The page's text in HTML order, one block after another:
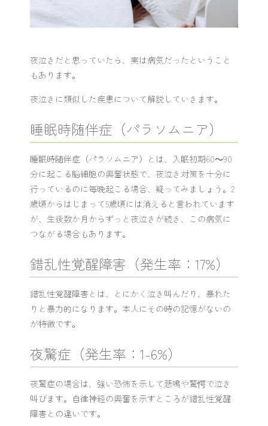
夜泣きだと思っていたら、実は病気だったということ
もあります。
夜泣きに類似した疾患について解説していきます。
睡眠時随伴症（パラソムニア）
睡眠時随伴症（パラソムニア）とは、入眠初期60～90
分に起こる脳細胞の興奮状態で、夜泣き対策を十分に
行っているのに毎晩起こる場合、疑ってみましょう。2
歳頃からはじまって5歳頃には消えると言われています
が、生後数か月からずっと夜泣きが続き、この病気に
つながる場合もあります。
錯乱性覚醒障害（発生率：17%）
錯乱性覚醒障害とは、とにかく泣き叫んだり、暴れた
りと暴力的になります。本人にその時の記憶がないの
が特徴です。
夜驚症（発生率：1-6%）
夜驚症の場合は、強い恐怖を示して悲鳴や驚愕で泣き
叫びます。自律神経の興奮を示すところが錯乱性覚醒
障害との違いです。